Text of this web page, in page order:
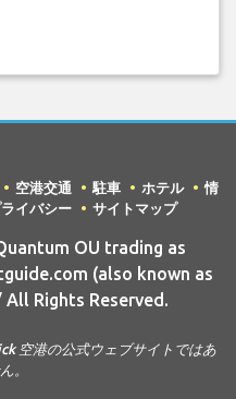
空港交通 駐車 ホテル
情
イバシー サイトマップ
OU trading as
(also known as
Rights Reserved.
空港の公式ウェブサイトではあ
。